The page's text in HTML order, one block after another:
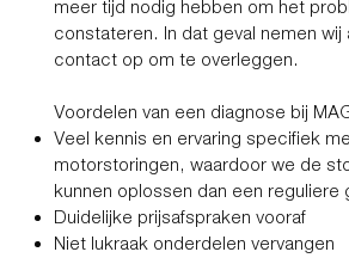
meer tijd nodig hebben om het
constateren. In dat geval nemen wij
contact op om te overleggen.
Voordelen van een diagnose bij
Veel kennis en ervaring specifiek
motorstoringen, waardoor we de
kunnen oplossen dan een reguliere
Duidelijke prijsafspraken vooraf
Niet lukraak onderdelen vervangen